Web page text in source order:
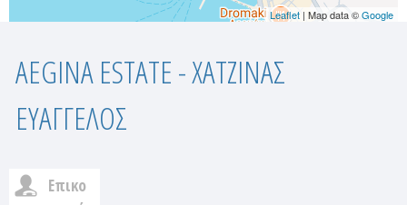
Leaflet | Map data ©Google
AEGINA ESTATE - ΧΑΤΖΙΝΑΣ
ΕΥΑΓΓΕΛΟΣ
Επικο